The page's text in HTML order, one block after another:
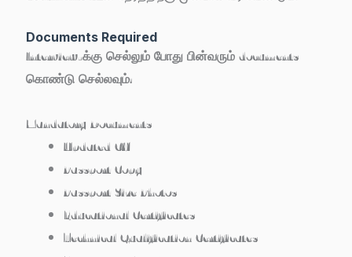
Documents Required
Interview-க்கு செல்லும் போது பின்வரும் documents
கொண்டு செல்லவும்:
Mandatory Documents
Updated CV
Passport Copy
Passport Size Photos
Educational Certificates
Technical Qualification Certificates